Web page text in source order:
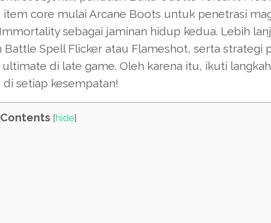
item core mulai Arcane Boots untuk penetrasi
sebagai jaminan hidup kedua. Lebih
Spell Flicker atau Flameshot, serta strategi
di late game. Oleh karena itu, ikuti
setiap kesempatan!
Contents [hide]